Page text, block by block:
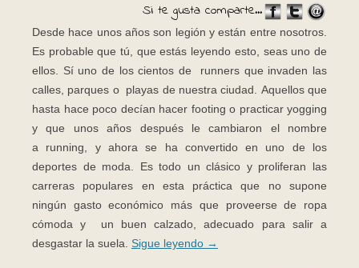
Si te gusta comparte...
Desde hace unos años son legión y están entre nosotros.
Es probable que tú, que estás leyendo esto, seas uno de
ellos. Sí uno de los cientos de runners que invaden las
calles, parques o playas de nuestra ciudad. Aquellos que
hasta hace poco decían hacer footing o practicar yogging
y que unos años después le cambiaron el nombre
a running, y ahora se ha convertido en uno de los
deportes de moda. Es todo un clásico y proliferan las
carreras populares en esta práctica que no supone
ningún gasto económico más que proveerse de ropa
cómoda y un buen calzado, adecuado para salir a
desgastar la suela. Sigue leyendo →